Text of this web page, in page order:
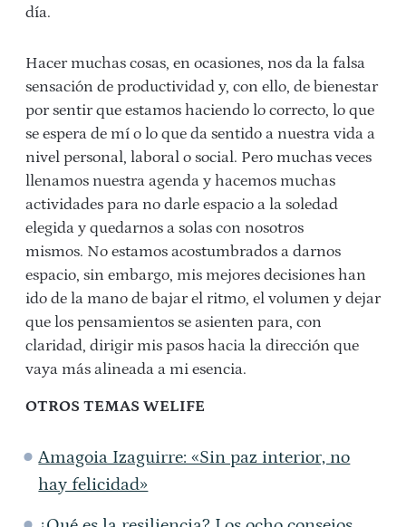
día.
Hacer muchas cosas, en ocasiones, nos da la falsa
sensación de productividad y, con ello, de bienestar
por sentir que estamos haciendo lo correcto, lo que
se espera de mí o lo que da sentido a nuestra vida a
nivel personal, laboral o social. Pero muchas veces
llenamos nuestra agenda y hacemos muchas
actividades para no darle espacio a la soledad
elegida y quedarnos a solas con nosotros
mismos. No estamos acostumbrados a darnos
espacio, sin embargo, mis mejores decisiones han
ido de la mano de bajar el ritmo, el volumen y dejar
que los pensamientos se asienten para, con
claridad, dirigir mis pasos hacia la dirección que
vaya más alineada a mi esencia.
OTROS TEMAS WELIFE
Amagoia Izaguirre: «Sin paz interior, no
hay felicidad»